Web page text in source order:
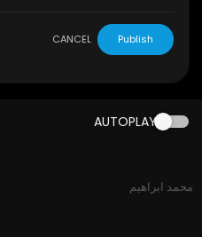
CANCEL Publish
AUTOPLAY
1:11
محمد ابراهيم